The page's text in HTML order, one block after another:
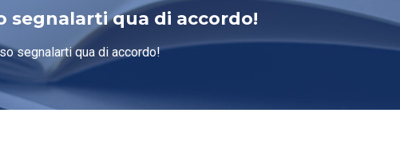
segnalarti qua di accordo!
segnalarti qua di accordo!